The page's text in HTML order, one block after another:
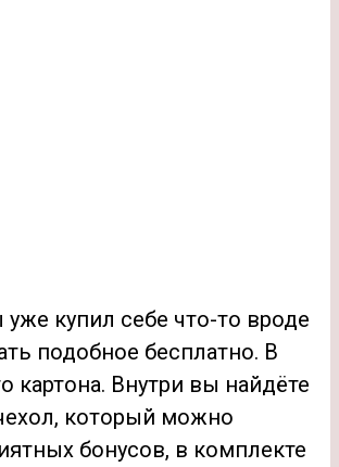
купил себе что-то вроде
подобное бесплатно. В
картона. Внутри вы найдёте
который можно
бонусов, в комплекте